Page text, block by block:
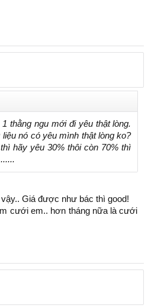
thằng ngu mới đi yêu thật lòng.
nó có yêu mình thật lòng ko?
hãy yêu 30% thôi còn 70% thì
Giá được như bác thì good!
cưới em.. hơn tháng nữa là cưới